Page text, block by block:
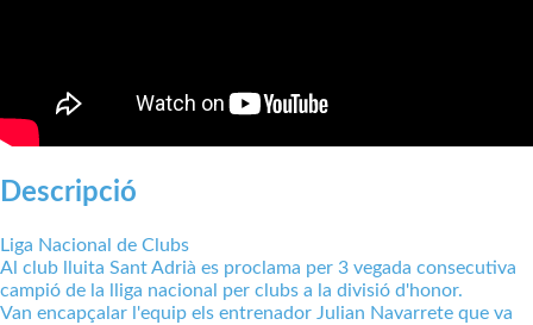
Descripció
Liga Nacional de Clubs
Al club lluita Sant Adrià es proclama per 3 vegada consecutiva
campió de la lliga nacional per clubs a la divisió d'honor.
Van encapçalar l'equip els entrenador Julian Navarrete que va